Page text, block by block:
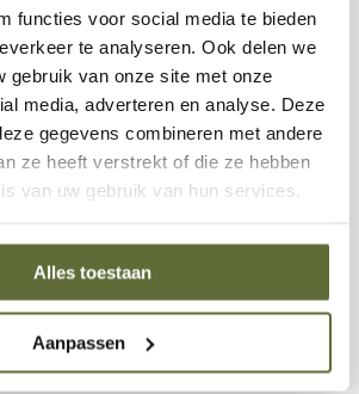
functies voor social media te bieden
te analyseren. Ook delen we
gebruik van onze site met onze
media, adverteren en analyse. Deze
gegevens combineren met andere
ze heeft verstrekt of die ze hebben
van uw gebruik van hun services.
Alles toestaan
Aanpassen
en solide trolley
roken, bakken, stomen en slow
inch in trolley van Landmann kies je
én indrukwekkend buiten koken
van elke maaltijd een moment om van